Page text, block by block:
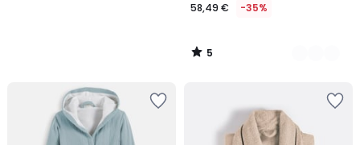
58,49 € -35%
5
/